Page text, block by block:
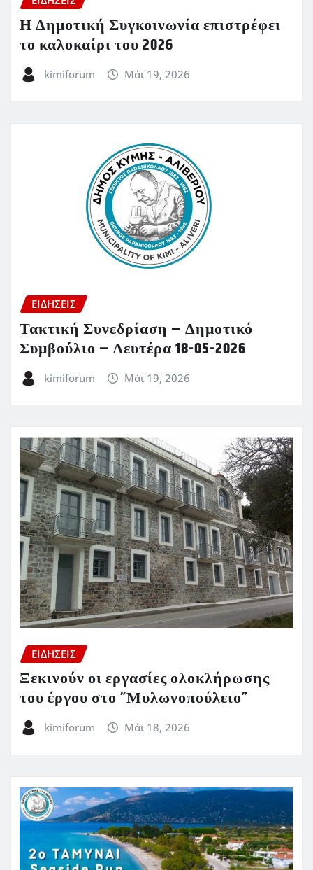
Η Δημοτική Συγκοινωνία επιστρέφει
το καλοκαίρι του 2026
kimiforum Μάι 19, 2026
ΕΙΔΗΣΕΙΣ
Τακτική Συνεδρίαση – Δημοτικό
Συμβούλιο – Δευτέρα 18-05-2026
kimiforum Μάι 19, 2026
ΕΙΔΗΣΕΙΣ
Ξεκινούν οι εργασίες ολοκλήρωσης
του έργου στο ”Μυλωνοπούλειο”
kimiforum Μάι 18, 2026